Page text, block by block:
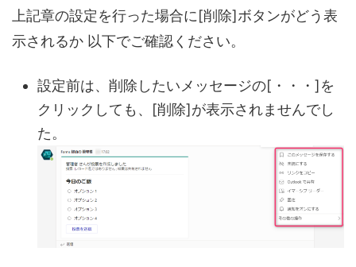
上記章の設定を行った場合に[削除]ボタンがどう表
示されるか 以下でご確認ください。
設定前は、削除したいメッセージの[・・・]を
クリックしても、[削除]が表示されませんでし
た。